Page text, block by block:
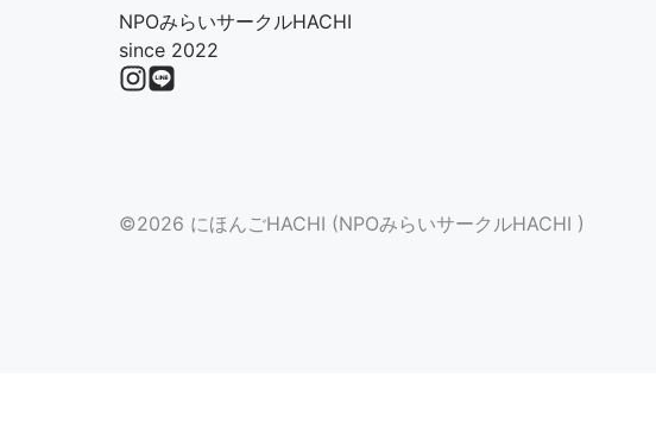
NPOみらいサークルHACHI
since 2022
©2026 にほんごHACHI (NPOみらいサークルHACHI )